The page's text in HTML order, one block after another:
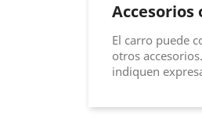
Accesorios
El carro puede
otros
indiquen